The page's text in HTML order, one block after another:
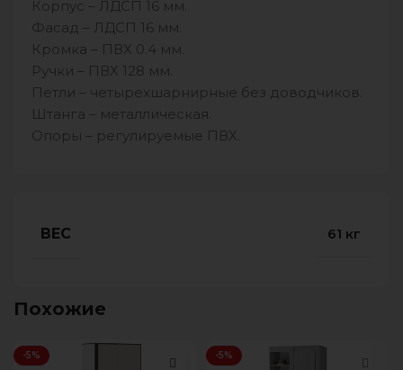
Корпус – ЛДСП 16 мм.
Фасад – ЛДСП 16 мм.
Кромка – ПВХ 0.4 мм.
Ручки – ПВХ 128 мм.
Петли – четырехшарнирные без доводчиков.
Штанга – металлическая.
Опоры – регулируемые ПВХ.
ВЕС 61 кг
Похожие
-5% -5%